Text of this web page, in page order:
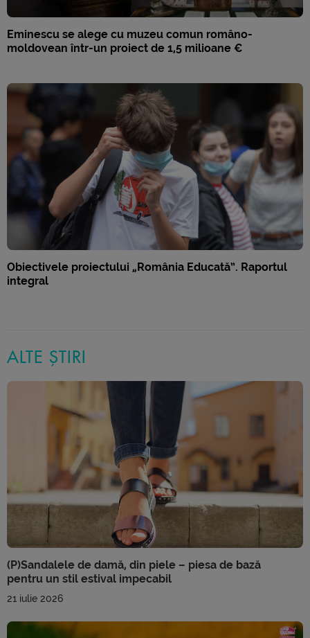
Eminescu se alege cu muzeu comun româno-
moldovean într-un proiect de 1,5 milioane €
Obiectivele proiectului „România Educată”. Raportul
integral
ALTE ȘTIRI
(P)Sandalele de damă, din piele – piesa de bază
pentru un stil estival impecabil
21 iulie 2026